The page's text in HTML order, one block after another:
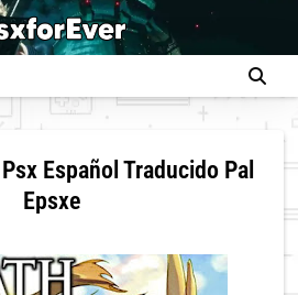
Español Traducido Pal
Epsxe